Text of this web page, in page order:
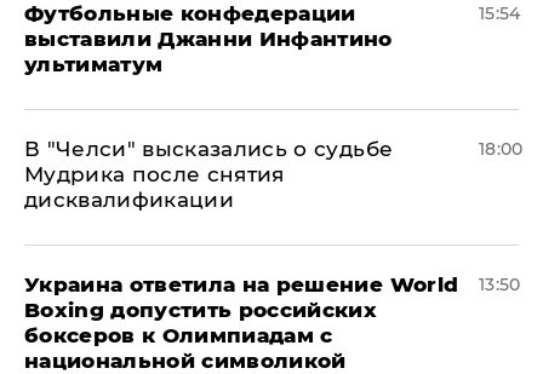
Футбольные конфедерации
выставили Джанни Инфантино
ультиматум
15:54
В "Челси" высказались о судьбе
Мудрика после снятия
дисквалификации
18:00
Украина ответила на решение World
Boxing допустить российских
боксеров к Олимпиадам с
национальной символикой
13:50